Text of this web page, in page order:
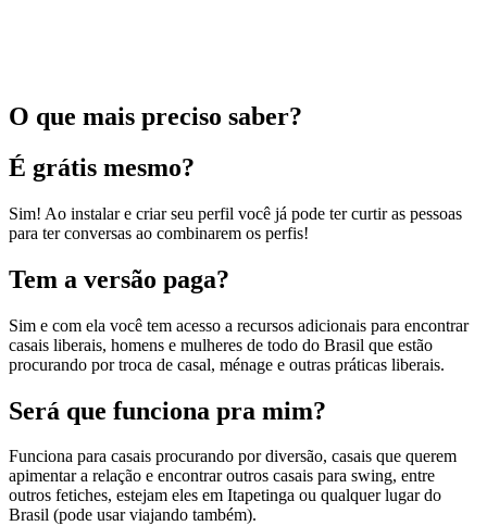
O que mais preciso saber?
É grátis mesmo?
Sim! Ao instalar e criar seu perfil você já pode ter curtir as pessoas
para ter conversas ao combinarem os perfis!
Tem a versão paga?
Sim e com ela você tem acesso a recursos adicionais para encontrar
casais liberais, homens e mulheres de todo do Brasil que estão
procurando por troca de casal, ménage e outras práticas liberais.
Será que funciona pra mim?
Funciona para casais procurando por diversão, casais que querem
apimentar a relação e encontrar outros casais para swing, entre
outros fetiches, estejam eles em Itapetinga ou qualquer lugar do
Brasil (pode usar viajando também).